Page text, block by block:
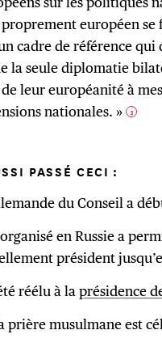
européen se
cadre de référence qui
la seule diplomatie
leur européanité à
nationales. » 3
PASSÉ CECI :
du Conseil a
en Russie a
président
réélu à la présidence
prière musulmane est